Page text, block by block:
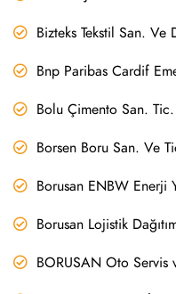
Bizteks Tekstil San. Ve
Bnp Paribas Cardif
Bolu Çimento San.
Borsen Boru San. Ve
Borusan ENBW Enerji
Borusan Lojistik
BORUSAN Oto Servis